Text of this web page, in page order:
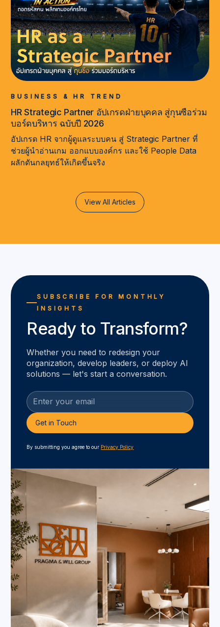
BUSINESS & HR TREND
HR Strategic Partner อัปเกรดฝ่ายบุคคล สู่กุนซือร่วม
บอร์ดบริหาร ฉบับปี 2026
อัปเกรด HR จากผู้ดูแลระบบคน สู่ Strategic Partner ที่
ช่วยผู้นำอ่านเกม ออกแบบองค์กร และใช้ People Data
ผลักดันกลยุทธ์ให้เกิดขึ้นจริง
View All Articles
SUBSCRIBE FOR MONTHLY
INSIGHTS
Ready to Transform?
Whether you need to redesign your
organization, develop leaders, or deploy AI
solutions — let's start a conversation.
By submitting you agree to our Privacy Policy